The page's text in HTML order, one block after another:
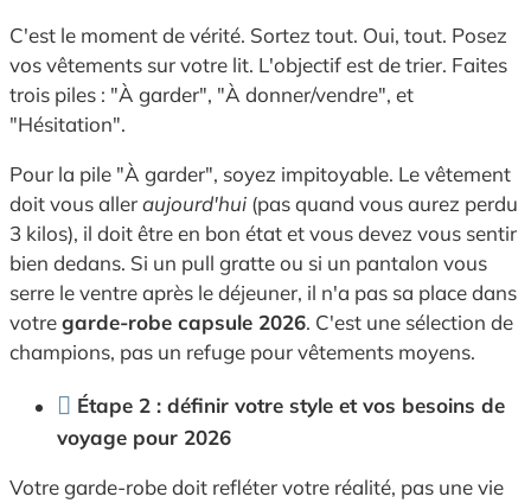
C'est le moment de vérité. Sortez tout. Oui, tout. Posez
vos vêtements sur votre lit. L'objectif est de trier. Faites
trois piles : "À garder", "À donner/vendre", et
"Hésitation".
Pour la pile "À garder", soyez impitoyable. Le vêtement
doit vous alleraujourd'hui (pas quand vous aurez perdu
3 kilos), il doit être en bon état et vous devez vous sentir
bien dedans. Si un pull gratte ou si un pantalon vous
serre le ventre après le déjeuner, il n'a pas sa place dans
votregarde-robe capsule 2026. C'est une sélection de
champions, pas un refuge pour vêtements moyens.
Étape 2 : définir votre style et vos besoins de
voyage pour 2026
Votre garde-robe doit refléter votre réalité, pas une vie